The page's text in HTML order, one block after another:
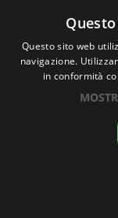
Questo sito web
navigazione.
in conformità